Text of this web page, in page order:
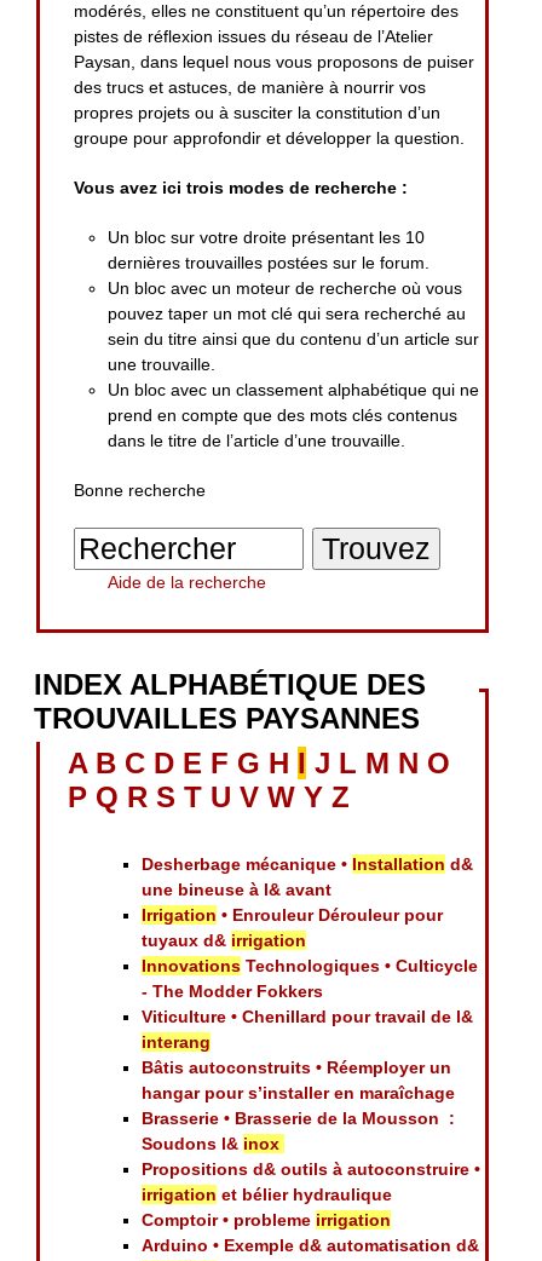
modérés, elles ne constituent qu’un répertoire des
pistes de réflexion issues du réseau de l’Atelier
Paysan, dans lequel nous vous proposons de puiser
des trucs et astuces, de manière à nourrir vos
propres projets ou à susciter la constitution d’un
groupe pour approfondir et développer la question.
Vous avez ici trois modes de recherche :
Un bloc sur votre droite présentant les 10
dernières trouvailles postées sur le forum.
Un bloc avec un moteur de recherche où vous
pouvez taper un mot clé qui sera recherché au
sein du titre ainsi que du contenu d’un article sur
une trouvaille.
Un bloc avec un classement alphabétique qui ne
prend en compte que des mots clés contenus
dans le titre de l’article d’une trouvaille.
Bonne recherche
Aide de la recherche
INDEX ALPHABÉTIQUE DES
TROUVAILLES PAYSANNES
A B C D E F G H I J L M N O
P Q R S T U V W Y Z
Desherbage mécanique • Installation d&
une bineuse à l& avant
Irrigation • Enrouleur Dérouleur pour
tuyaux d& irrigation
Innovations Technologiques • Culticycle
- The Modder Fokkers
Viticulture • Chenillard pour travail de l&
interang
Bâtis autoconstruits • Réemployer un
hangar pour s’installer en maraîchage
Brasserie • Brasserie de la Mousson :
Soudons l& inox
Propositions d& outils à autoconstruire •
irrigation et bélier hydraulique
Comptoir • probleme irrigation
Arduino • Exemple d& automatisation d&